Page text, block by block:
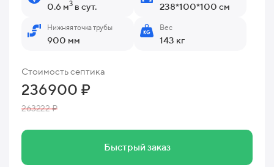
0.6 м3 в сут. 238*100*100 см
Нижняя точка трубы
900 мм
Вес
143 кг
Стоимость септика
236900 ₽
263222 ₽
Быстрый заказ